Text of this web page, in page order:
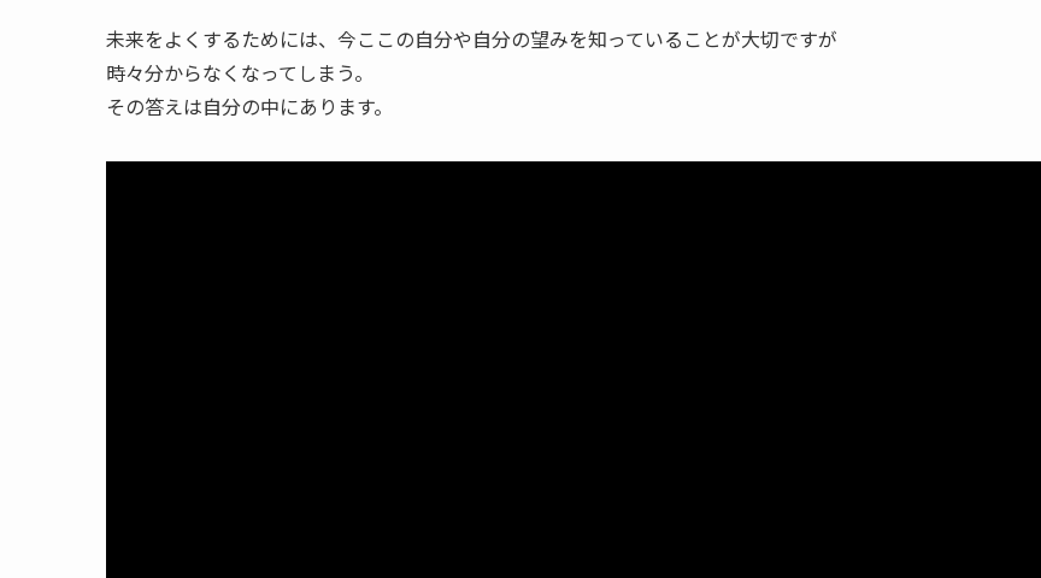
未来をよくするためには、今ここの自分や自分の望みを知っていることが大切ですが
時々分からなくなってしまう。
その答えは自分の中にあります。